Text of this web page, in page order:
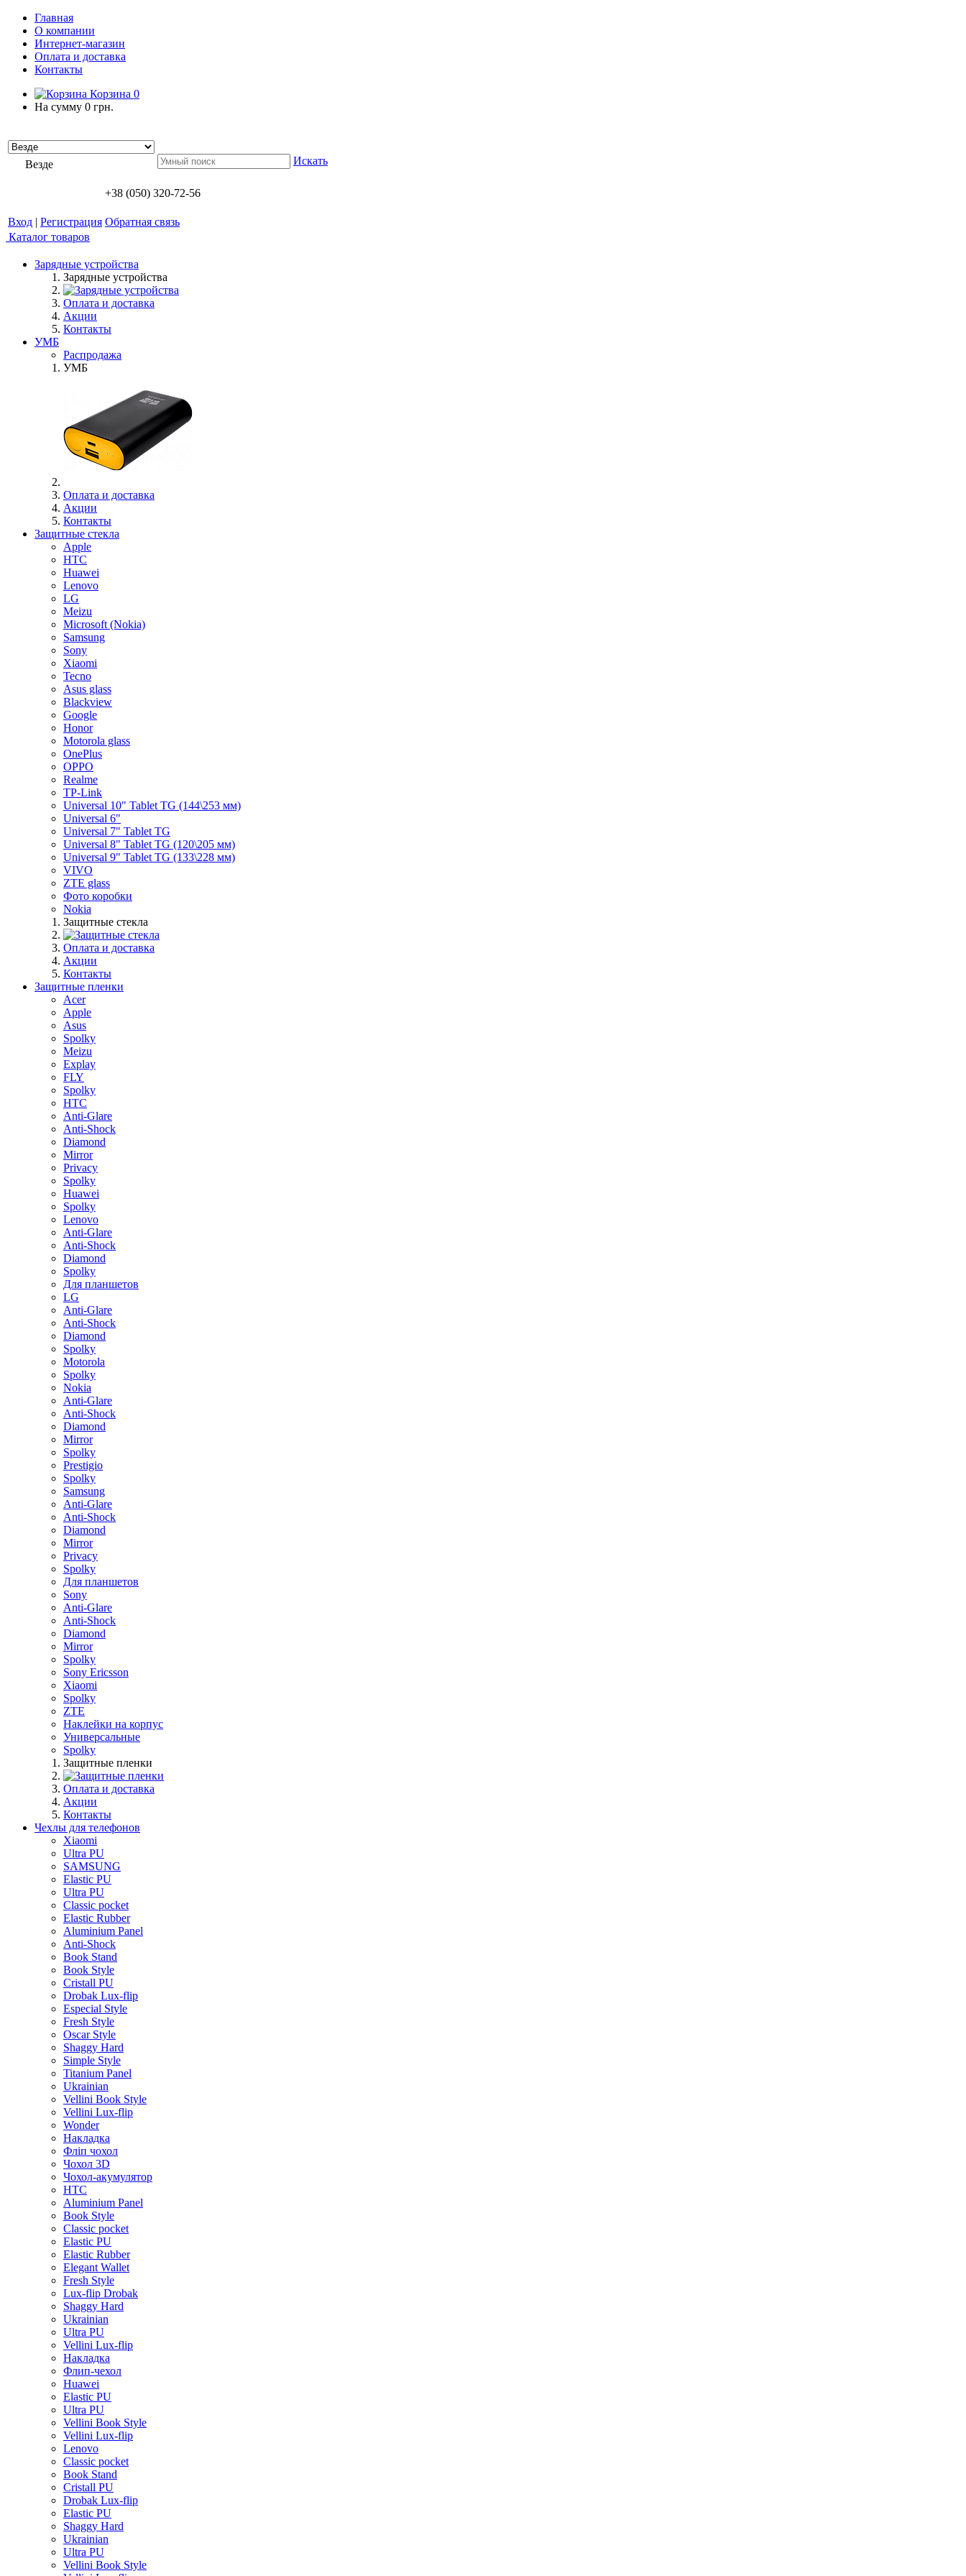
Главная
О компании
Интернет-магазин
Оплата и доставка
Контакты
Корзина 0
На сумму 0 грн.
Везде Искать
+38 (050) 320-72-56
Вход | Регистрация Обратная связь
Каталог товаров
Зарядные устройства
Зарядные устройства
Оплата и доставка
Акции
Контакты
УМБ
Распродажа
УМБ
Оплата и доставка
Акции
Контакты
Защитные стекла
Apple
HTC
Huawei
Lenovo
LG
Meizu
Microsoft (Nokia)
Samsung
Sony
Xiaomi
Tecno
Asus glass
Blackview
Google
Honor
Motorola glass
OnePlus
OPPO
Realme
TP-Link
Universal 10" Tablet TG (144\253 мм)
Universal 6"
Universal 7" Tablet TG
Universal 8" Tablet TG (120\205 мм)
Universal 9" Tablet TG (133\228 мм)
VIVO
ZTE glass
Фото коробки
Nokia
Защитные стекла
Оплата и доставка
Акции
Контакты
Защитные пленки
Acer
Apple
Asus
Spolky
Meizu
Explay
FLY
Spolky
HTC
Anti-Glare
Anti-Shock
Diamond
Mirror
Privacy
Spolky
Huawei
Spolky
Lenovo
Anti-Glare
Anti-Shock
Diamond
Spolky
Для планшетов
LG
Anti-Glare
Anti-Shock
Diamond
Spolky
Motorola
Spolky
Nokia
Anti-Glare
Anti-Shock
Diamond
Mirror
Spolky
Prestigio
Spolky
Samsung
Anti-Glare
Anti-Shock
Diamond
Mirror
Privacy
Spolky
Для планшетов
Sony
Anti-Glare
Anti-Shock
Diamond
Mirror
Spolky
Sony Ericsson
Xiaomi
Spolky
ZTE
Наклейки на корпус
Универсальные
Spolky
Защитные пленки
Оплата и доставка
Акции
Контакты
Чехлы для телефонов
Xiaomi
Ultra PU
SAMSUNG
Elastic PU
Ultra PU
Classic pocket
Elastic Rubber
Aluminium Panel
Anti-Shock
Book Stand
Book Style
Cristall PU
Drobak Lux-flip
Especial Style
Fresh Style
Oscar Style
Shaggy Hard
Simple Style
Titanium Panel
Ukrainian
Vellini Book Style
Vellini Lux-flip
Wonder
Накладка
Фліп чохол
Чохол 3D
Чохол-акумулятор
HTC
Aluminium Panel
Book Style
Classic pocket
Elastic PU
Elastic Rubber
Elegant Wallet
Fresh Style
Lux-flip Drobak
Shaggy Hard
Ukrainian
Ultra PU
Vellini Lux-flip
Накладка
Флип-чехол
Huawei
Elastic PU
Ultra PU
Vellini Book Style
Vellini Lux-flip
Lenovo
Classic pocket
Book Stand
Cristall PU
Drobak Lux-flip
Elastic PU
Shaggy Hard
Ukrainian
Ultra PU
Vellini Book Style